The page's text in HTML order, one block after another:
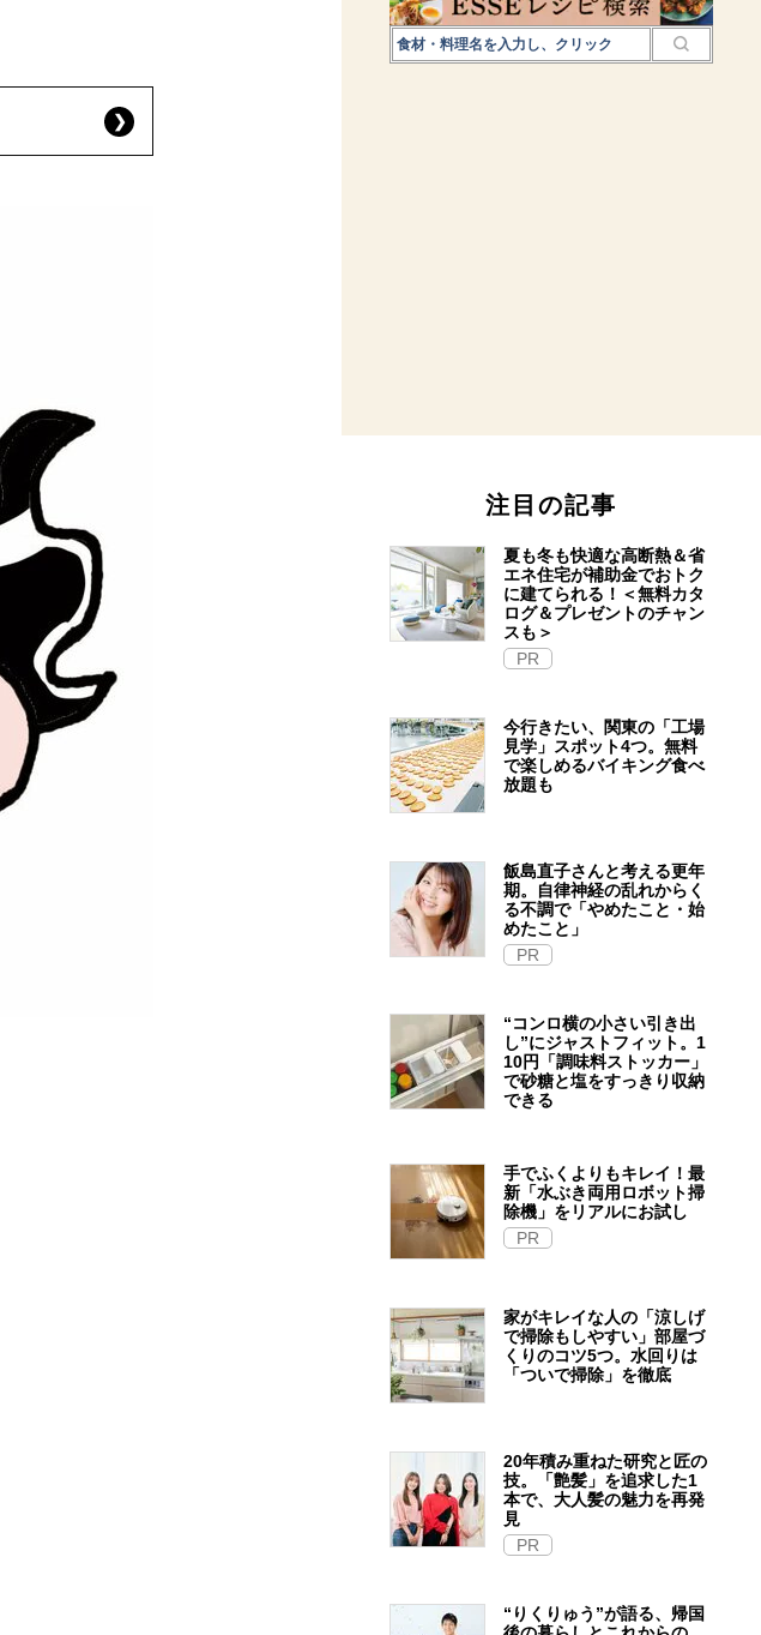
注目の記事
夏も冬も快適な高断熱＆省
エネ住宅が補助金でおトク
に建てられる！＜無料カタ
ログ＆プレゼントのチャン
スも＞
PR
今行きたい、関東の「工場
見学」スポット4つ。無料
で楽しめるバイキング食べ
放題も
飯島直子さんと考える更年
期。自律神経の乱れからく
る不調で「やめたこと・始
めたこと」
PR
“コンロ横の小さい引き出
し”にジャストフィット。1
10円「調味料ストッカー」
で砂糖と塩をすっきり収納
できる
手でふくよりもキレイ！最
新「水ぶき両用ロボット掃
除機」をリアルにお試し
PR
家がキレイな人の「涼しげ
で掃除もしやすい」部屋づ
くりのコツ5つ。水回りは
「ついで掃除」を徹底
20年積み重ねた研究と匠の
技。「艶髪」を追求した1
本で、大人髪の魅力を再発
見
PR
“りくりゅう”が語る、帰国